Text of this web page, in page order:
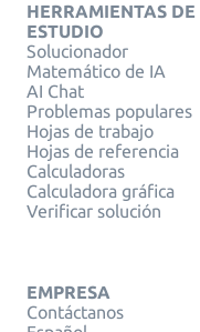
HERRAMIENTAS DE
ESTUDIO
Solucionador
Matemático de IA
AI Chat
Problemas populares
Hojas de trabajo
Hojas de referencia
Calculadoras
Calculadora gráfica
Verificar solución
EMPRESA
Contáctanos